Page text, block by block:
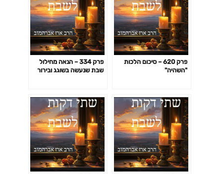
פרק 620 – סיכום הלכות
"השהיה"
פרק 334 – הנאה מחילול
שבת שנעשה בשוגג ובירור